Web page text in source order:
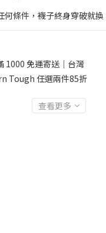
何條件，襪子終身穿破就換
1000 免運寄送｜台灣
Tough 任選兩件85折
查看更多